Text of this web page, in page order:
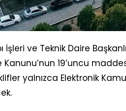
İşleri ve Teknik Daire
Kanunu’nun 19’uncu
yalnızca Elektronik